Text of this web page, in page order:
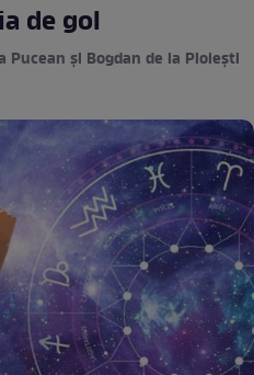
de gol
și Bogdan de la Ploiești